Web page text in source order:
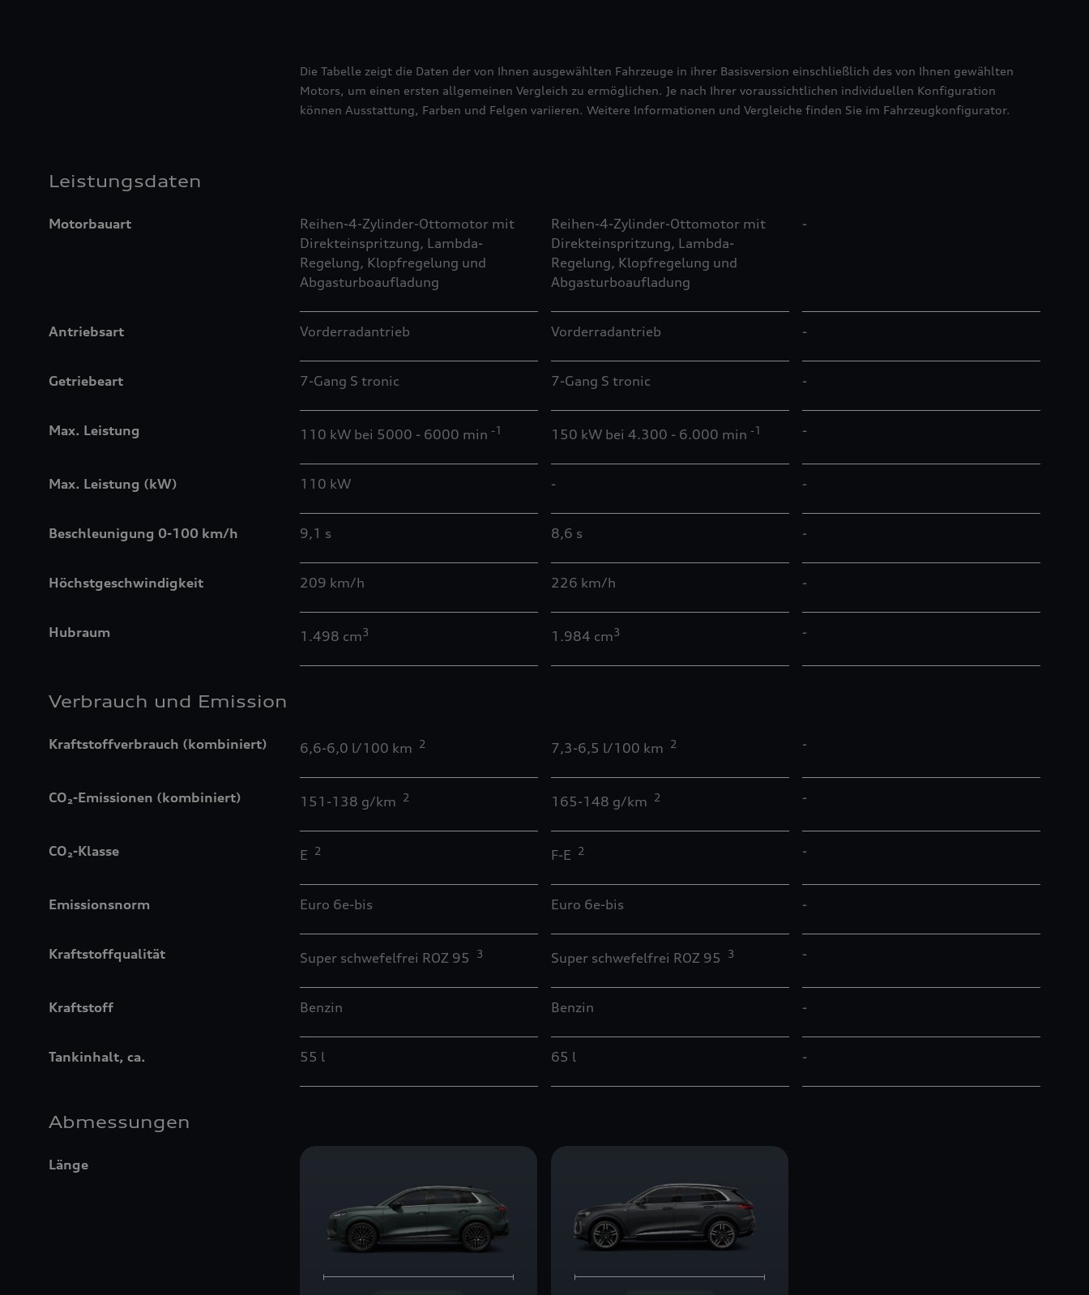
Die Tabelle zeigt die Daten der von Ihnen ausgewählten Fahrzeuge in ihrer Basisversion einschließlich des von Ihnen gewählten
Motors, um einen ersten allgemeinen Vergleich zu ermöglichen. Je nach Ihrer voraussichtlichen individuellen Konfiguration
können Ausstattung, Farben und Felgen variieren. Weitere Informationen und Vergleiche finden Sie im Fahrzeugkonfigurator.
Leistungsdaten
Motorbauart
Reihen-4-Zylinder-Ottomotor mit
Direkteinspritzung, Lambda-
Regelung, Klopfregelung und
Abgasturboaufladung
Reihen-4-Zylinder-Ottomotor mit
Direkteinspritzung, Lambda-
Regelung, Klopfregelung und
Abgasturboaufladung
-
Antriebsart Vorderradantrieb Vorderradantrieb -
Getriebeart 7-Gang S tronic 7-Gang S tronic -
Max. Leistung 110 kW bei 5000 - 6000 min -1 150 kW bei 4.300 - 6.000 min -1 -
Max. Leistung (kW) 110 kW - -
Beschleunigung 0-100 km/h 9,1 s 8,6 s -
Höchstgeschwindigkeit 209 km/h 226 km/h -
Hubraum 1.498 cm3 1.984 cm3 -
Verbrauch und Emission
Kraftstoffverbrauch (kombiniert) 6,6-6,0 l/100 km 2 7,3-6,5 l/100 km 2 -
CO₂-Emissionen (kombiniert) 151-138 g/km 2 165-148 g/km 2 -
CO₂-Klasse E 2 F-E 2 -
Emissionsnorm Euro 6e-bis Euro 6e-bis -
Kraftstoffqualität Super schwefelfrei ROZ 95 3 Super schwefelfrei ROZ 95 3 -
Kraftstoff Benzin Benzin -
Tankinhalt, ca. 55 l 65 l -
Abmessungen
Länge